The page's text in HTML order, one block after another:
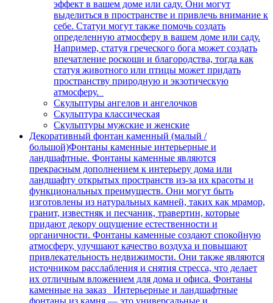
эффект в вашем доме или саду. Они могут
выделиться в пространстве и привлечь внимание к
себе. Статуи могут также помочь создать
определенную атмосферу в вашем доме или саду.
Например, статуя греческого бога может создать
впечатление роскоши и благородства, тогда как
статуя животного или птицы может придать
пространству природную и экзотическую
атмосферу.
Скульптуры ангелов и ангелочков
Скульптура классическая
Скульптуры мужские и женские
Декоративный фонтан каменный (малый /
большой)Фонтаны каменные интерьерные и
ландшафтные. Фонтаны каменные являются
прекрасным дополнением к интерьеру дома или
ландшафту открытых пространств из-за их красоты и
функциональных преимуществ. Они могут быть
изготовлены из натуральных камней, таких как мрамор,
гранит, известняк и песчаник, травертин, которые
придают декору ощущение естественности и
органичности. Фонтаны каменные создают спокойную
атмосферу, улучшают качество воздуха и повышают
привлекательность недвижимости. Они также являются
источником расслабления и снятия стресса, что делает
их отличным вложением для дома и офиса. Фонтаны
каменные на заказ Интерьерные и ландшафтные
фонтаны из камня — это универсальные и